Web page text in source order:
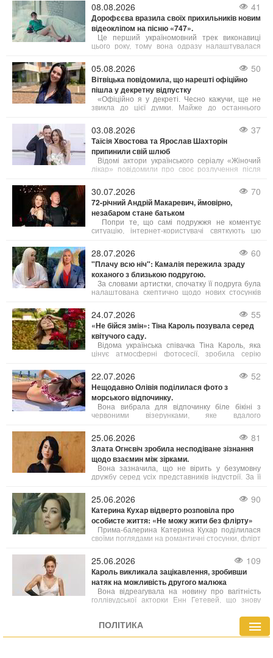
08.08.2026 41
Дорофєєва вразила своїх прихильників новим
відеокліпом на пісню «747».
Це перший україномовний трек виконавиці
цього року, тому вона одразу налаштувалася
незвичайним і провокативним сценам у
яскравому кліпі.
05.08.2026 50
Вітвіцька повідомила, що нарешті офіційно
пішла у декретну відпустку
«Офіційно я у декреті. Чесно кажучи, ще не
звикла до цієї думки. Майже до останнього
прокидатися перед світанком, готуватися до
випусків новин і займатися тим, що люблю вже
багато років», — поділилася Соломія.
03.08.2026 37
Таїсія Хвостова та Ярослав Шахторін
припинили свій шлюб
Відомі актори українського серіалу «Жіночий
лікар» повідомили про своє розлучення після
30.07.2026 70
72-річний Андрій Макаревич, ймовірно,
незабаром стане батьком
Попри те, що самі подружжя не коментує
ситуацію, інтернет-користувачі святкують цю
журналістка Ейнат Кляйн, за чутками, вагітна,
що означатиме п’яте дитя у родині Андрія
Макаревича.
28.07.2026 60
"Плачу всю ніч": Камалія пережила зраду
коханого з близькою подругою.
За словами артистки, спочатку її подруга була
налаштована скептично щодо нових стосунків
припинити спілкування з цим чоловіком. Проте
потім сама подруга звернулася до нього за
допомогою.
24.07.2026 55
«Не бійся змін»: Тіна Кароль позувала серед
квітучого саду.
Відома українська співачка Тіна Кароль, яка
цінує атмосферні фотосесії, зробила серію
задумалася над тим, що означає успіх і на чому
він базується.
22.07.2026 52
Нещодавно Олівія поділилася фото з
морського відпочинку.
Вона вибрала для відпочинку біле бікіні з
червоними візерунками, яке вдалого
доповнила модними сонцезахисними окулярами
від Celine, а волосся залишила розпущеним.
25.06.2026 81
Злата Огнєвіч зробила несподіване зізнання
щодо взаємин між зірками.
Вона зазначила, що не вірить у безумовну
дружбу серед усіх представників індустрії. За її
взаємної поваги, підтримки та комунікації, але
далеко не всі хороші відносини можна назвати
справжньою дружбою.
25.06.2026 90
Катерина Кухар відверто розповіла про
особисте життя: «Не можу жити без флірту»
Прима-балерина Катерина Кухар поділилася
своїми поглядами на романтичні стосунки, флірт
25.06.2026 109
Кароль викликала зацікавлення, зробивши
натяк на можливість другого малюка
Вона відреагувала на новину про вагітність
голлівудської акторки Енн Гетевей, що знову
ПОЛІТИКА